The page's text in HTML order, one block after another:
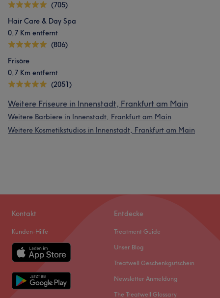
(705)
Hair Care & Day Spa
0,7 Km entfernt
(806)
Frisöre
0,7 Km entfernt
(2051)
Weitere Friseure in Innenstadt, Frankfurt am Main
Weitere Barbiere in Innenstadt, Frankfurt am Main
Weitere Kosmetikstudios in Innenstadt, Frankfurt am Main
Kontakt
Kunden-Hilfe
Entdecke
Treatment Guide
Unser Blog
Treatwell Geschenkgutschein
Newsletter Anmeldung
The Treatwell Glossary